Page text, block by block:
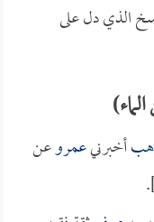
الذي دل على
أخبرنيعمروعن